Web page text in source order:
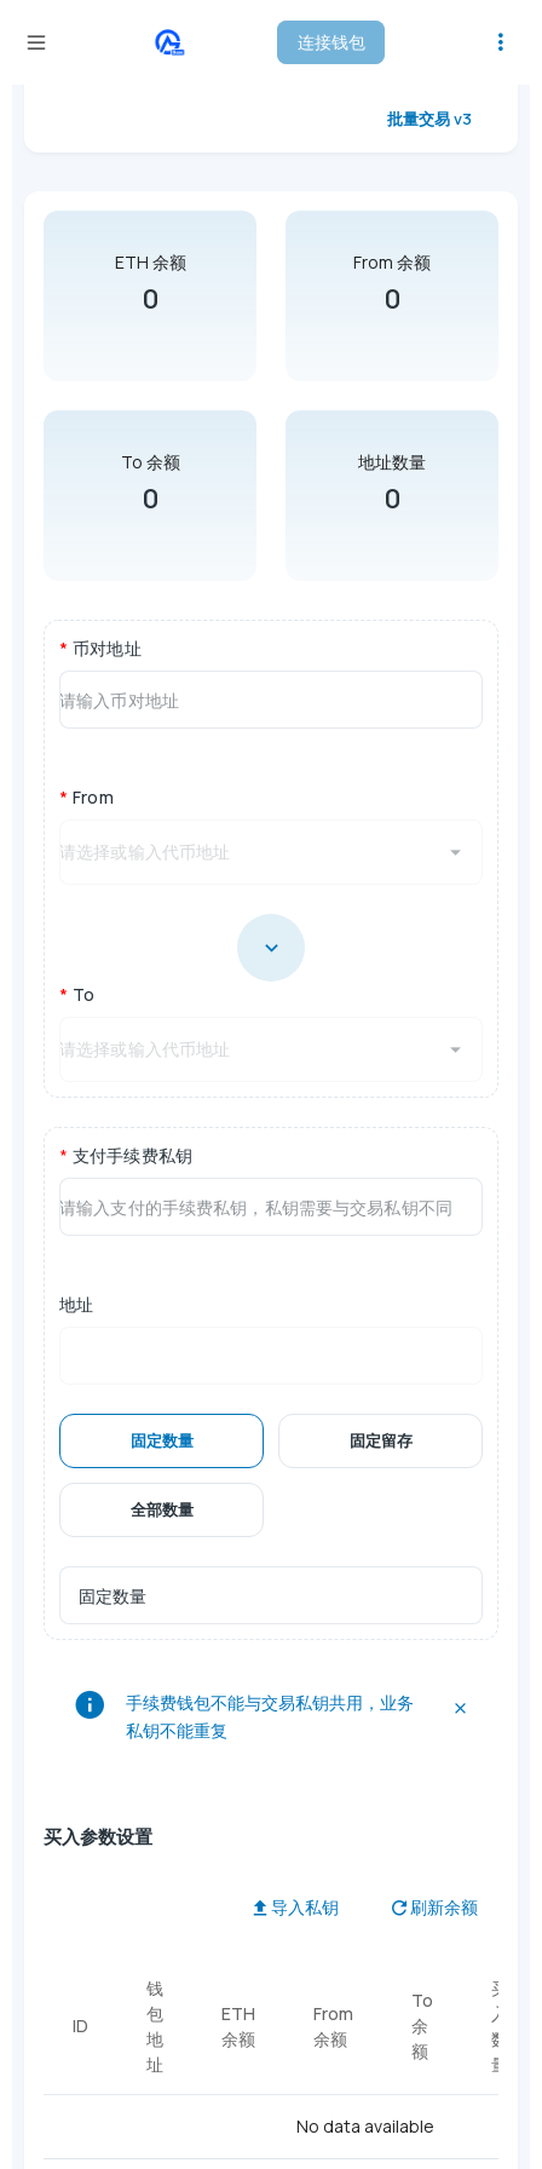
连接钱包
SushiSwap 批量交易 - V3
批量交易 v3
ETH 余额
0
From 余额
0
To 余额
0
地址数量
0
* 币对地址
* From
* To
* 支付手续费私钥
地址
固定数量 固定留存
全部数量
固定数量
手续费钱包不能与交易私钥共用，业务
私钥不能重复
买入参数设置
导入私钥 刷新余额
ID
钱
包
地
址
ETH
余额
From
余额
To
余
额
买
入
数
量
No data available